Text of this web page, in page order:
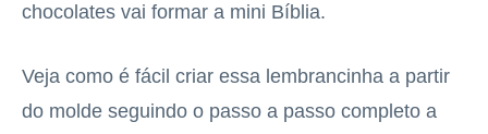
chocolates vai formar a mini Bíblia.
Veja como é fácil criar essa lembrancinha a partir
do molde seguindo o passo a passo completo a